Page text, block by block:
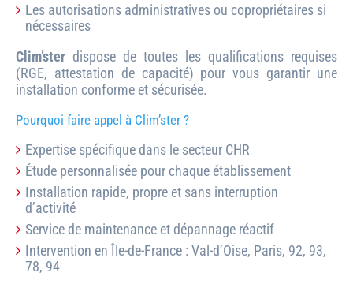
Les autorisations administratives ou copropriétaires si
nécessaires
Clim’ster dispose de toutes les qualifications requises
(RGE, attestation de capacité) pour vous garantir une
installation conforme et sécurisée.
Pourquoi faire appel à Clim’ster ?
Expertise spécifique dans le secteur CHR
Étude personnalisée pour chaque établissement
Installation rapide, propre et sans interruption
d’activité
Service de maintenance et dépannage réactif
Intervention en Île-de-France : Val-d’Oise, Paris, 92, 93,
78, 94